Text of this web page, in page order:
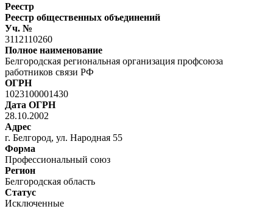
Реестр
Реестр общественных объединений
Уч. №
3112110260
Полное наименование
Белгородская региональная организация профсоюза
работников связи РФ
ОГРН
1023100001430
Дата ОГРН
28.10.2002
Адрес
г. Белгород, ул. Народная 55
Форма
Профессиональный союз
Регион
Белгородская область
Статус
Исключенные